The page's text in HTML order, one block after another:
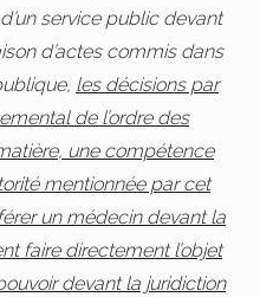
service public devant
d’actes commis dans
les décisions par
de l’ordre des
une compétence
mentionnée par cet
un médecin devant la
faire directement l’objet
devant la juridiction